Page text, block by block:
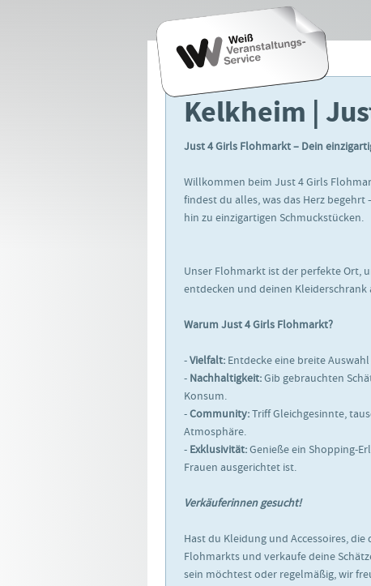
Kelkheim |
Just 4 Girls Flohmarkt – Dein
Willkommen beim Just 4 Girls
findest du alles, was das Herz
hin zu einzigartigen Schmuckstücken.
Unser Flohmarkt ist der perfekte Ort,
entdecken und deinen Kleiderschrank
Warum Just 4 Girls Flohmarkt?
-Vielfalt:Entdecke eine breite
-Nachhaltigkeit:Gib gebrauchten
Konsum.
-Community:Triff Gleichgesinnte,
Atmosphäre.
-Exklusivität:Genieße ein Shopping-
Frauen ausgerichtet ist.
Verkäuferinnen gesucht!
Hast du Kleidung und Accessoires,
Flohmarkts und verkaufe deine
sein möchtest oder regelmäßig, wir